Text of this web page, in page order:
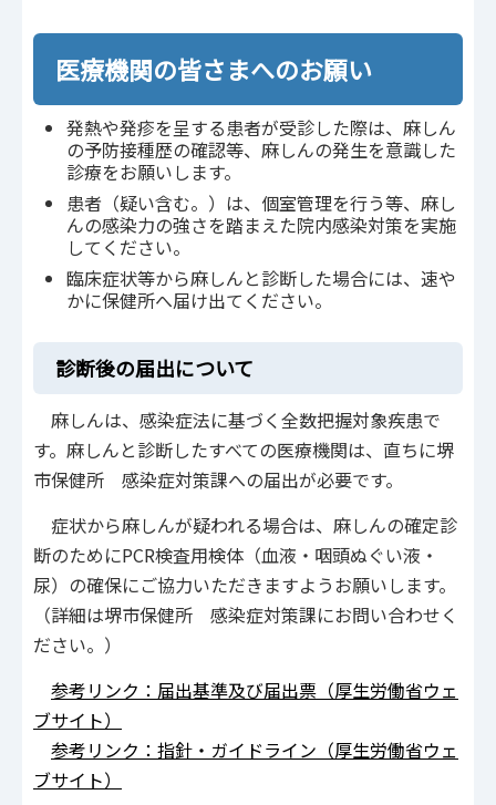
医療機関の皆さまへのお願い
発熱や発疹を呈する患者が受診した際は、麻しん
の予防接種歴の確認等、麻しんの発生を意識した
診療をお願いします。
患者（疑い含む。）は、個室管理を行う等、麻し
んの感染力の強さを踏まえた院内感染対策を実施
してください。
臨床症状等から麻しんと診断した場合には、速や
かに保健所へ届け出てください。
診断後の届出について
麻しんは、感染症法に基づく全数把握対象疾患で
す。麻しんと診断したすべての医療機関は、直ちに堺
市保健所 感染症対策課への届出が必要です。
症状から麻しんが疑われる場合は、麻しんの確定診
断のためにPCR検査用検体（血液・咽頭ぬぐい液・
尿）の確保にご協力いただきますようお願いします。
（詳細は堺市保健所 感染症対策課にお問い合わせく
ださい。）
参考リンク：届出基準及び届出票（厚生労働省ウェ
ブサイト）
参考リンク：指針・ガイドライン（厚生労働省ウェ
ブサイト）